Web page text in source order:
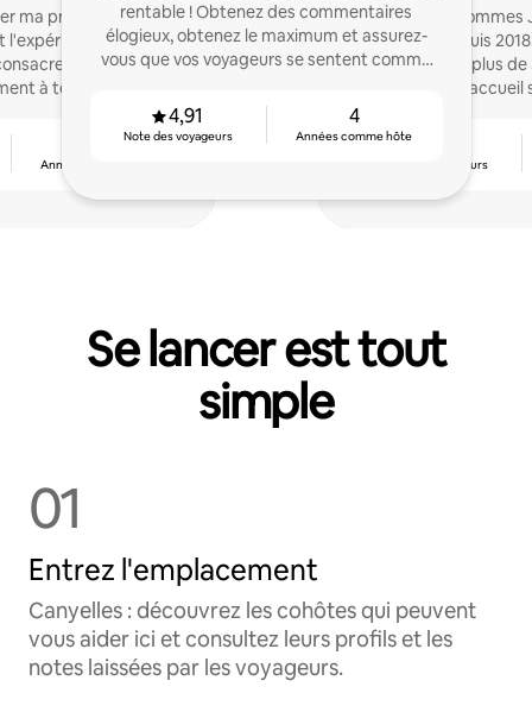
ma propre maison il y
l'expérience a été si
actuellement
à temps plein
Années comme hôte
rentable ! Obtenez des commentaires
élogieux, obtenez le maximum et assurez-
vous que vos voyageurs se sentent comme
4,91
Note des voyageurs
4
Années comme hôte
Hola ! Nous sommes
passionnés depuis
de 7 ans pour plus
assurons un
Note des voyageurs
Se lancer est tout
simple
01
Entrez l'emplacement
Canyelles : découvrez les cohôtes qui peuvent
vous aider ici et consultez leurs profils et les
notes laissées par les voyageurs.